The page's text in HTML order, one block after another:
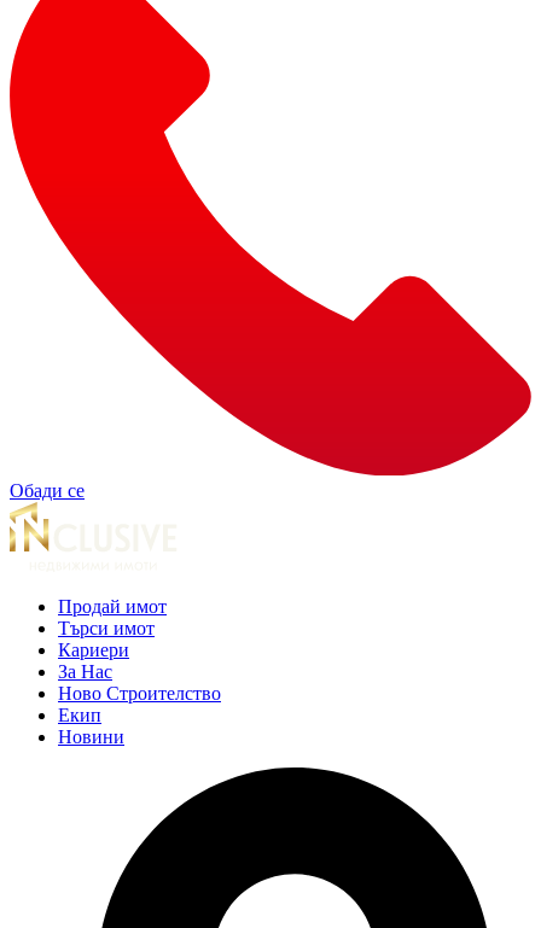
Обади се
Продай имот
Търси имот
Кариери
За Нас
Ново Строителство
Екип
Новини